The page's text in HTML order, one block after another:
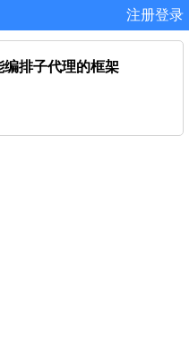
注册登录
排子代理的框架